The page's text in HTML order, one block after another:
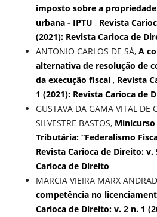
imposto sobre a
urbana - IPTU , Revista
(2021): Revista Carioca de
ANTONIO CARLOS DE SÁ, A
alternativa de resolução de
da execução fiscal , Revista
1 (2021): Revista Carioca de
GUSTAVA DA GAMA VITAL DE
SILVESTRE BASTOS,
Tributária: “Federalismo
Revista Carioca de Direito: v.
Carioca de Direito
MARCIA VIEIRA MARX
competência no
Carioca de Direito: v. 2 n. 1